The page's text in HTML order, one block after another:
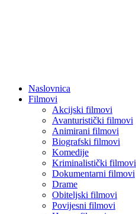
Naslovnica
Filmovi
Akcijski filmovi
Avanturistički filmovi
Animirani filmovi
Biografski filmovi
Komedije
Kriminalistički filmovi
Dokumentarni filmovi
Drame
Obiteljski filmovi
Povijesni filmovi